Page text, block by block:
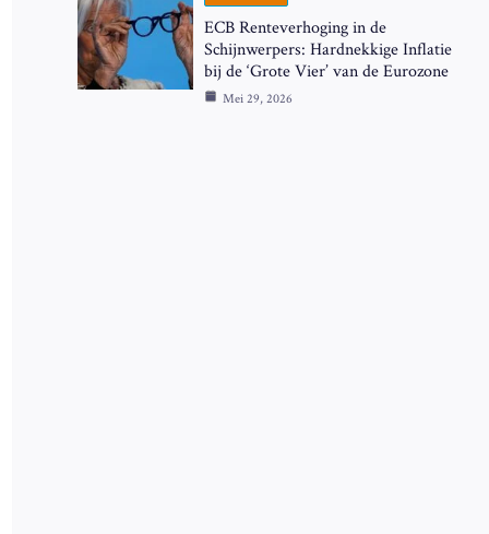
ECB Renteverhoging in de
Schijnwerpers: Hardnekkige Inflatie
bij de ‘Grote Vier’ van de Eurozone
Mei 29, 2026